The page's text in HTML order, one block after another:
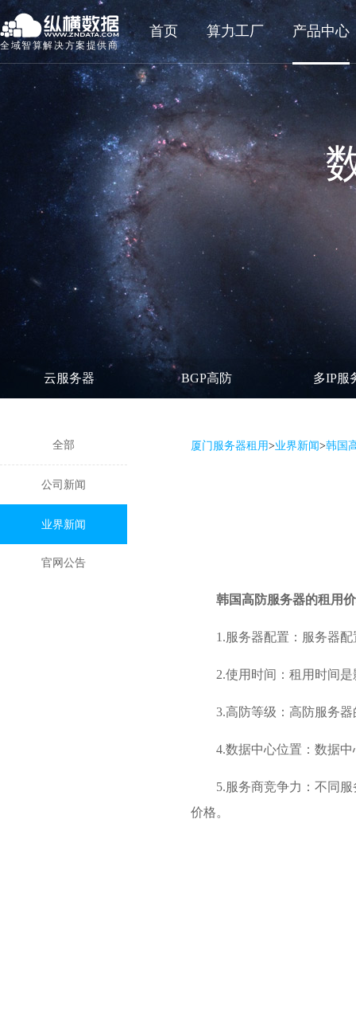
全域智算解决方案提供商
首页 算力工厂 产品中心
云服务器 BGP高防 多IP服
全部
公司新闻
业界新闻
官网公告
厦门服务器租用>业界新闻>韩国
韩国高防服务器的租用
1.服务器配置：服务器
2.使用时间：租用时间
3.高防等级： 高防服务器
4.数据中心位置：数据
5.服务商竞争力：不同
价格。